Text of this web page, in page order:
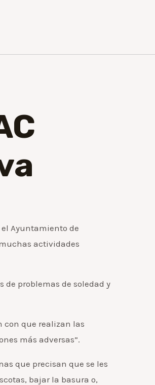
Ayuntamiento de
actividades
de problemas de soledad y
con que realizan las
más adversas”.
que precisan que se les
bajar la basura o,